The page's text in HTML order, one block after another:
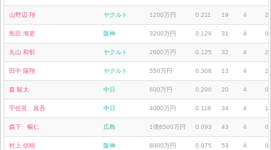
山野辺 翔 ヤクルト 1200万円 0.211 19 4 2
島田 海吏 阪神 3200万円 0.129 31 4 0
丸山 和郁 ヤクルト 2600万円 0.125 32 4 2
田中 陽翔 ヤクルト 550万円 0.308 13 4 2
森 駿太 中日 600万円 0.200 20 4 0
宇佐見 真吾 中日 4000万円 0.118 34 4 1
森下 暢仁 広島 1億6500万円 0.093 43 4 0
村上 頌樹 阪神 8000万円 0.075 53 4 0